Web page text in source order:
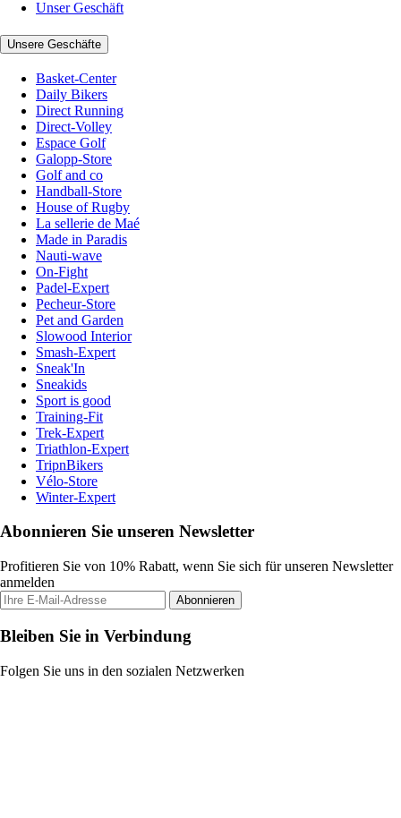
Unser Geschäft
Unsere Geschäfte
Basket-Center
Daily Bikers
Direct Running
Direct-Volley
Espace Golf
Galopp-Store
Golf and co
Handball-Store
House of Rugby
La sellerie de Maé
Made in Paradis
Nauti-wave
On-Fight
Padel-Expert
Pecheur-Store
Pet and Garden
Slowood Interior
Smash-Expert
Sneak'In
Sneakids
Sport is good
Training-Fit
Trek-Expert
Triathlon-Expert
TripnBikers
Vélo-Store
Winter-Expert
Abonnieren Sie unseren Newsletter
Profitieren Sie von 10% Rabatt, wenn Sie sich für unseren Newsletter
anmelden
Abonnieren
Bleiben Sie in Verbindung
Folgen Sie uns in den sozialen Netzwerken